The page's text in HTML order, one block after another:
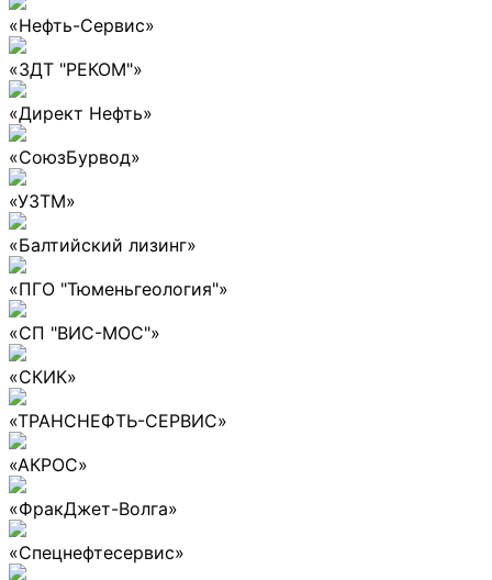
«Нефть-Сервис»
«ЗДТ "РЕКОМ"»
«Директ Нефть»
«СоюзБурвод»
«УЗТМ»
«Балтийский лизинг»
«ПГО "Тюменьгеология"»
«СП "ВИС-МОС"»
«СКИК»
«ТРАНСНЕФТЬ-СЕРВИС»
«АКРОС»
«ФракДжет-Волга»
«Спецнефтесервис»